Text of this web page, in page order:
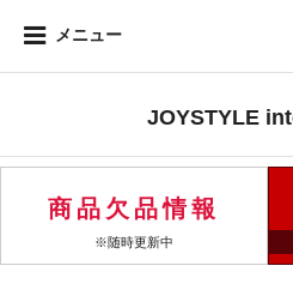
メニュー
JOYSTYLE
商品欠品情報
※随時更新中